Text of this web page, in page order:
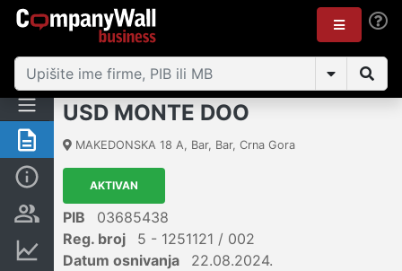
Sažetak
Osobe i vlasništvo
Finansijski podaci
USD MONTE DOO
MAKEDONSKA 18 A, Bar, Bar, Crna Gora
AKTIVAN
PIB
03685438
Reg. broj
5 - 1251121 / 002
Datum osnivanja
22.08.2024.